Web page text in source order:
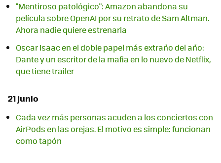
"Mentiroso patológico": Amazon abandona su
película sobre OpenAI por su retrato de Sam Altman.
Ahora nadie quiere estrenarla
Oscar Isaac en el doble papel más extraño del año:
Dante y un escritor de la mafia en lo nuevo de Netflix,
que tiene trailer
21 junio
Cada vez más personas acuden a los conciertos con
AirPods en las orejas. El motivo es simple: funcionan
como tapón